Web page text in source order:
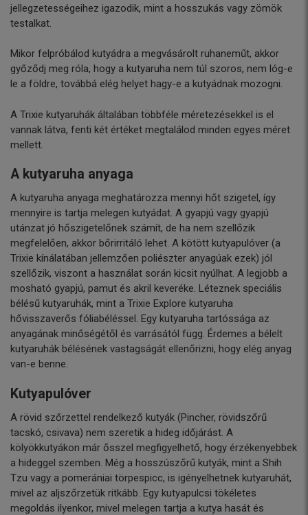
jellegzetességeihez igazodik, mint a hosszukás vagy zömök
testalkat.
Mikor felpróbálod kutyádra a megvásárolt ruhaneműt, akkor
győződj meg róla, hogy a kutyaruha nem túl szoros, nem lóg-e
le a földre, továbbá elég helyet hagy-e a kutyádnak mozogni.
A Trixie kutyaruhák általában többféle méretezésekkel is el
vannak látva, fenti két értéket megtalálod minden egyes méret
mellett.
A kutyaruha anyaga
A kutyaruha anyaga meghatározza mennyi hőt szigetel, így
mennyire is tartja melegen kutyádat. A gyapjú vagy gyapjú
utánzat jó hőszigetelőnek számít, de ha nem szellőzik
megfelelően, akkor bőrirritáló lehet. A kötött kutyapulóver (a
Trixie kínálatában jellemzően poliészter anyagúak ezek) jól
szellőzik, viszont a használat során kicsit nyúlhat. A legjobb a
mosható gyapjú, pamut és akril keveréke. Léteznek speciális
bélésű kutyaruhák, mint a Trixie Explore kutyaruha
hővisszaverős fóliabéléssel. Egy kutyaruha tartóssága az
anyagának minőségétől és varrásától függ. Érdemes a bélelt
kutyaruhák bélésének vastagságát ellenőrizni, hogy elég anyag
van-e benne.
Kutyapulóver
A rövid szőrzettel rendelkező kutyák (Pincher, rövidszőrű
tacskó, csivava) nem szeretik a hideg időjárást. A
kölyökkutyákon már ősszel megfigyelhető, hogy érzékenyebbek
a hideggel szemben. Még a hosszúszőrű kutyák, mint a Shih
Tzu vagy a pomerániai törpespicc, is igényelhetnek kutyaruhát,
mivel az aljszőrzetük ritkább. Egy kutyapulcsi tökéletes
megoldás ilyenkor, mivel melegen tartja a kutya hasát és